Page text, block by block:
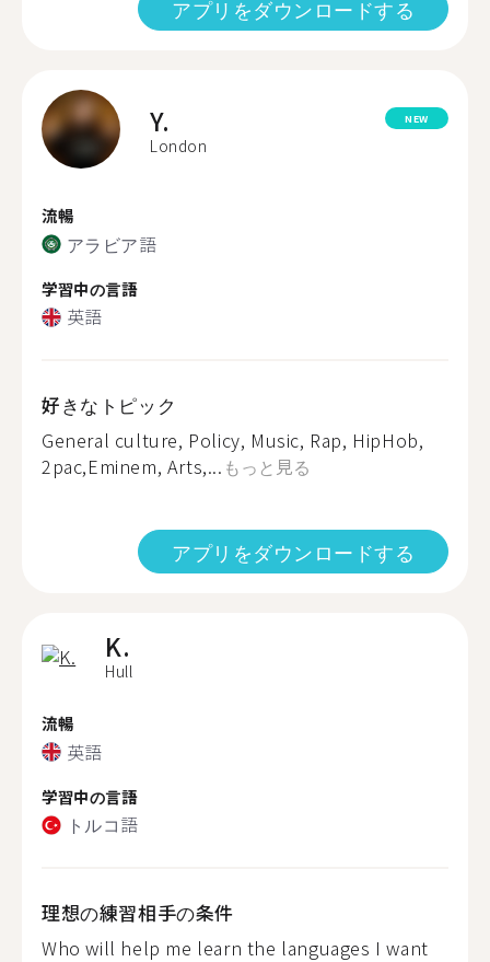
アプリをダウンロードする
Y.
London
NEW
流暢
アラビア語
学習中の言語
英語
好きなトピック
General culture, Policy, Music, Rap, HipHob,
2pac,Eminem, Arts,... もっと見る
アプリをダウンロードする
K.
Hull
流暢
英語
学習中の言語
トルコ語
理想の練習相手の条件
Who will help me learn the languages I want